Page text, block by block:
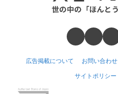
広告掲載について お問い合わせ
サイトポリシー